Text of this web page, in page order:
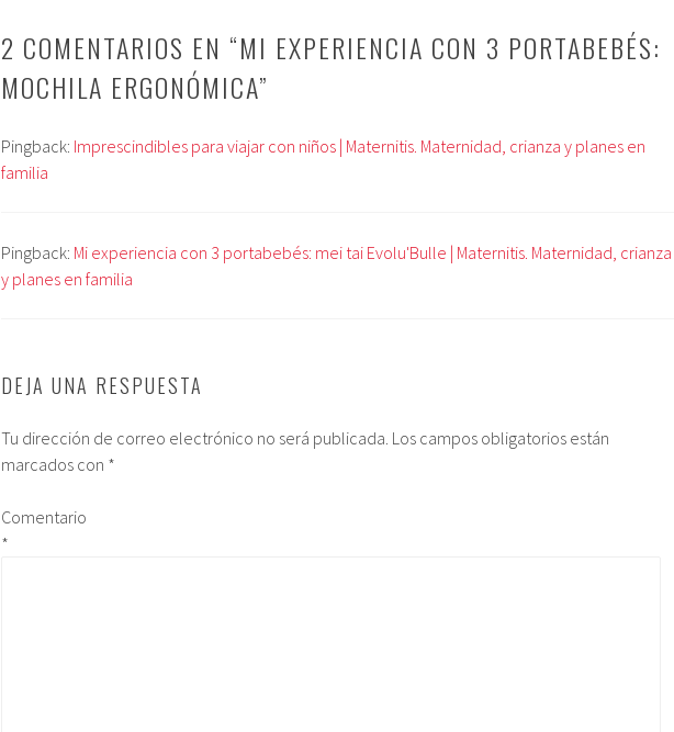
2 COMENTARIOS EN “MI EXPERIENCIA CON 3 PORTABEBÉS:
MOCHILA ERGONÓMICA”
Pingback: Imprescindibles para viajar con niños | Maternitis. Maternidad, crianza y planes en
familia
Pingback: Mi experiencia con 3 portabebés: mei tai Evolu'Bulle | Maternitis. Maternidad, crianza
y planes en familia
DEJA UNA RESPUESTA
Tu dirección de correo electrónico no será publicada. Los campos obligatorios están
marcados con *
Comentario
*